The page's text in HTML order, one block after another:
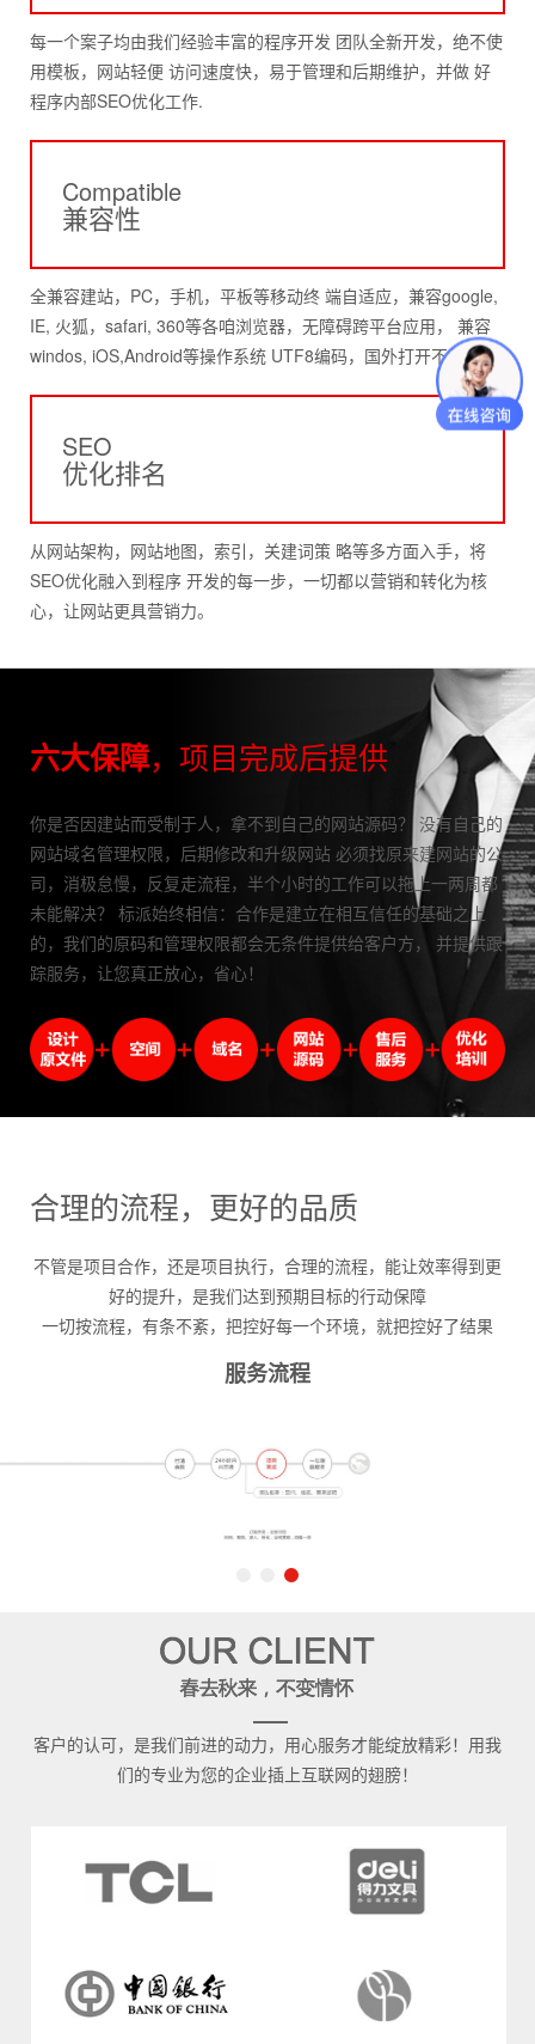
每一个案子均由我们经验丰富的程序开发 团队全新开发，绝不使
用模板，网站轻便 访问速度快，易于管理和后期维护，并做 好
程序内部SEO优化工作.
Compatible
兼容性
全兼容建站，PC，手机，平板等移动终 端自适应，兼容google,
IE, 火狐，safari, 360等各咱浏览器，无障碍跨平台应用， 兼容
windos, iOS,Android等操作系统 UTF8编码，国外打开不乱码。
SEO
优化排名
从网站架构，网站地图，索引，关建词策 略等多方面入手，将
SEO优化融入到程序 开发的每一步，一切都以营销和转化为核
心，让网站更具营销力。
六大保障，项目完成后提供
你是否因建站而受制于人，拿不到自己的网站源码？ 没有自己的
网站域名管理权限，后期修改和升级网站 必须找原来建网站的公
司，消极怠慢，反复走流程，半个小时的工作可以拖上一两周都
未能解决？ 标派始终相信：合作是建立在相互信任的基础之上
的，我们的原码和管理权限都会无条件提供给客户方， 并提供跟
踪服务，让您真正放心，省心！
合理的流程，更好的品质
不管是项目合作，还是项目执行，合理的流程，能让效率得到更
好的提升，是我们达到预期目标的行动保障
一切按流程，有条不紊，把控好每一个环境，就把控好了结果
服务流程
客户的认可，是我们前进的动力，用心服务才能绽放精彩！用我
们的专业为您的企业插上互联网的翅膀！